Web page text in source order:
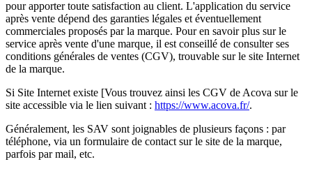
pour apporter toute satisfaction au client. L'application du service
après vente dépend des garanties légales et éventuellement
commerciales proposés par la marque. Pour en savoir plus sur le
service après vente d'une marque, il est conseillé de consulter ses
conditions générales de ventes (CGV), trouvable sur le site Internet
de la marque.
Si Site Internet existe [Vous trouvez ainsi les CGV de Acova sur le
site accessible via le lien suivant : https://www.acova.fr/.
Généralement, les SAV sont joignables de plusieurs façons : par
téléphone, via un formulaire de contact sur le site de la marque,
parfois par mail, etc.